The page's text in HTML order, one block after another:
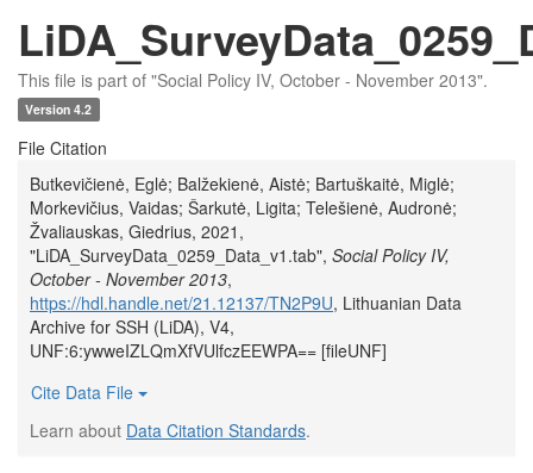
This file is part of "Social Policy IV, October - November 2013".
Version 4.2
File Citation
Butkevičienė, Eglė; Balžekienė, Aistė; Bartuškaitė, Miglė;
Morkevičius, Vaidas; Šarkutė, Ligita; Telešienė, Audronė;
Žvaliauskas, Giedrius, 2021,
"LiDA_SurveyData_0259_Data_v1.tab", Social Policy IV,
October - November 2013,
https://hdl.handle.net/21.12137/TN2P9U, Lithuanian Data
Archive for SSH (LiDA), V4,
UNF:6:ywweIZLQmXfVUlfczEEWPA== [fileUNF]
Cite Data File
Learn about Data Citation Standards.